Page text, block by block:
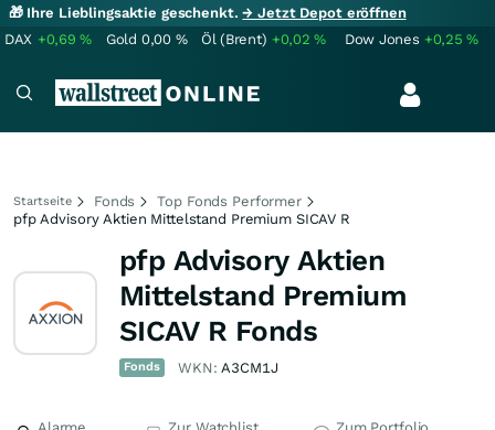
🎁 Ihre Lieblingsaktie geschenkt.→ Jetzt Depot eröffnen
DAX +0,69% Gold 0,00 % Öl (Brent) +0,02% Dow Jones +0,25%
Startseite Fonds
Top Fonds Performer
pfp Advisory Aktien Mittelstand Premium SICAV R
pfp Advisory Aktien
Mittelstand Premium
SICAV R Fonds
Fonds WKN:A3CM1J